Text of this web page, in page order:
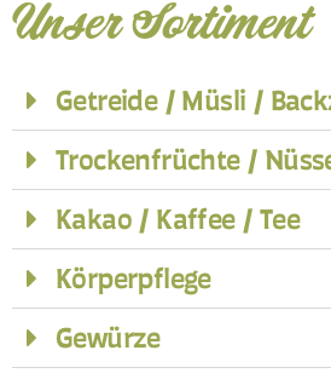
Unser Sortiment
Getreide / Müsli /
Trockenfrüchte /
Kakao / Kaffee / Tee
Körperpflege
Gewürze